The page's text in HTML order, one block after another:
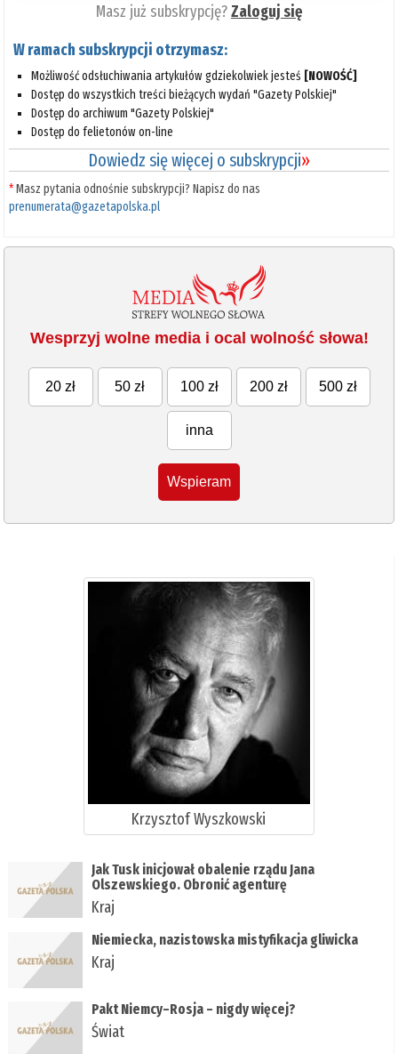
Masz już subskrypcję?Zaloguj się
W ramach subskrypcji otrzymasz:
Możliwość odsłuchiwania artykułów gdziekolwiek jesteś [NOWOŚĆ]
Dostęp do wszystkich treści bieżących wydań "Gazety Polskiej"
Dostęp do archiwum "Gazety Polskiej"
Dostęp do felietonów on-line
Dowiedz się więcej o subskrypcji»
*Masz pytania odnośnie subskrypcji? Napisz do nas
prenumerata@gazetapolska.pl
Wesprzyj wolne media i ocal wolność słowa!
20 zł 50 zł 100 zł 200 zł 500 zł
inna
Wspieram
Krzysztof Wyszkowski
Jak Tusk inicjował obalenie rządu Jana
Olszewskiego. Obronić agenturę
Kraj
Niemiecka, nazistowska mistyfikacja gliwicka
Kraj
Pakt Niemcy–Rosja – nigdy więcej?
Świat